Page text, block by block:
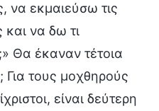
να εκμαιεύσω τις
και να δω τι
Θα έκαναν τέτοια
Για τους μοχθηρούς
είναι δεύτερη